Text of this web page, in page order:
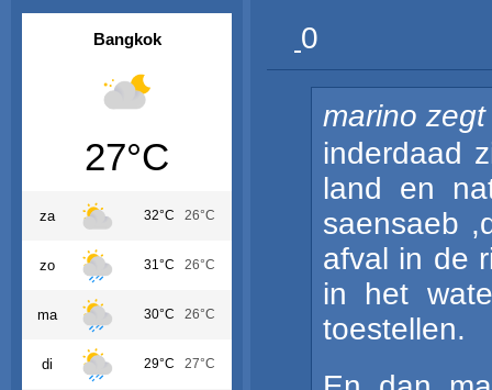
Bangkok
27°C
za 32°C 26°C
zo 31°C 26°C
ma 30°C 26°C
di 29°C 27°C
0
marino
inderdaad
land en
saensaeb
afval in de
in het
toestellen.